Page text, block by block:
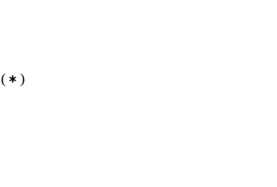
( )